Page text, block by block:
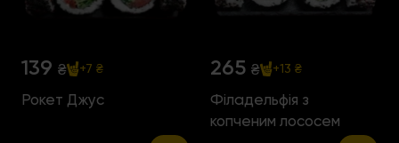
139 ₴ +7 ₴
Рокет Джус
265 ₴ +13 ₴
Філадельфія з
копченим лососем